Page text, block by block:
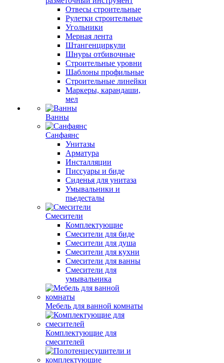
Отвесы строительные
Рулетки строительные
Угольники
Мерная лента
Штангенциркули
Шнуры отбивочные
Строительные уровни
Шаблоны профильные
Строительные линейки
Маркеры, карандаши,
мел
Ванны
Санфаянс
Унитазы
Арматура
Инсталляции
Писсуары и биде
Сиденья для унитаза
Умывальники и
пьедесталы
Смесители
Комплектующие
Смесители для биде
Смесители для душа
Смесители для кухни
Смесители для ванны
Смесители для
умывальника
Мебель для ванной комнаты
Комплектующие для
смесителей